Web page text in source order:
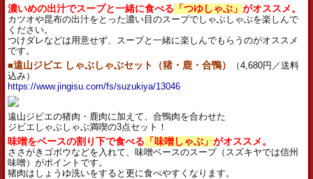
濃いめの出汁でスープと一緒に食べる 「つゆしゃぶ」がオススメ。
カツオや昆布の出汁をとった濃い目のスープでしゃぶしゃぶを楽しんで
ください。
つけダレなどは用意せず、スープと一緒に楽しんでもらうのがオススメ
です。
■遠山ジビエ しゃぶしゃぶセット（猪・鹿・合鴨）
（4,680円／送料
込み）
https://www.jingisu.com/fs/suzukiya/13046
遠山ジビエの猪肉・鹿肉に加えて、合鴨肉を合わせた
ジビエしゃぶしゃぶ満喫の3点セット！
味噌をベースの割り下で食べる 「味噌しゃぶ」がオススメ。
ささがきゴボウなどを入れて、味噌ベースのスープ（スズキヤでは信州
味噌）がポイントです。
猪肉はしょうゆ洗いをすると更に食べやすくなります。